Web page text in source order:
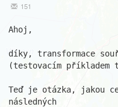
151
Ahoj,
díky, transformace
(testovacím příkladem
Teď je otázka, jakou
následných